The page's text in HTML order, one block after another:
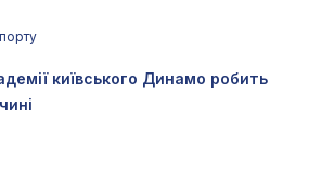
київського Динамо робить